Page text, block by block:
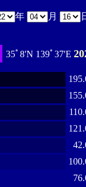
年 月
35ﾟ8'N 139ﾟ37'E